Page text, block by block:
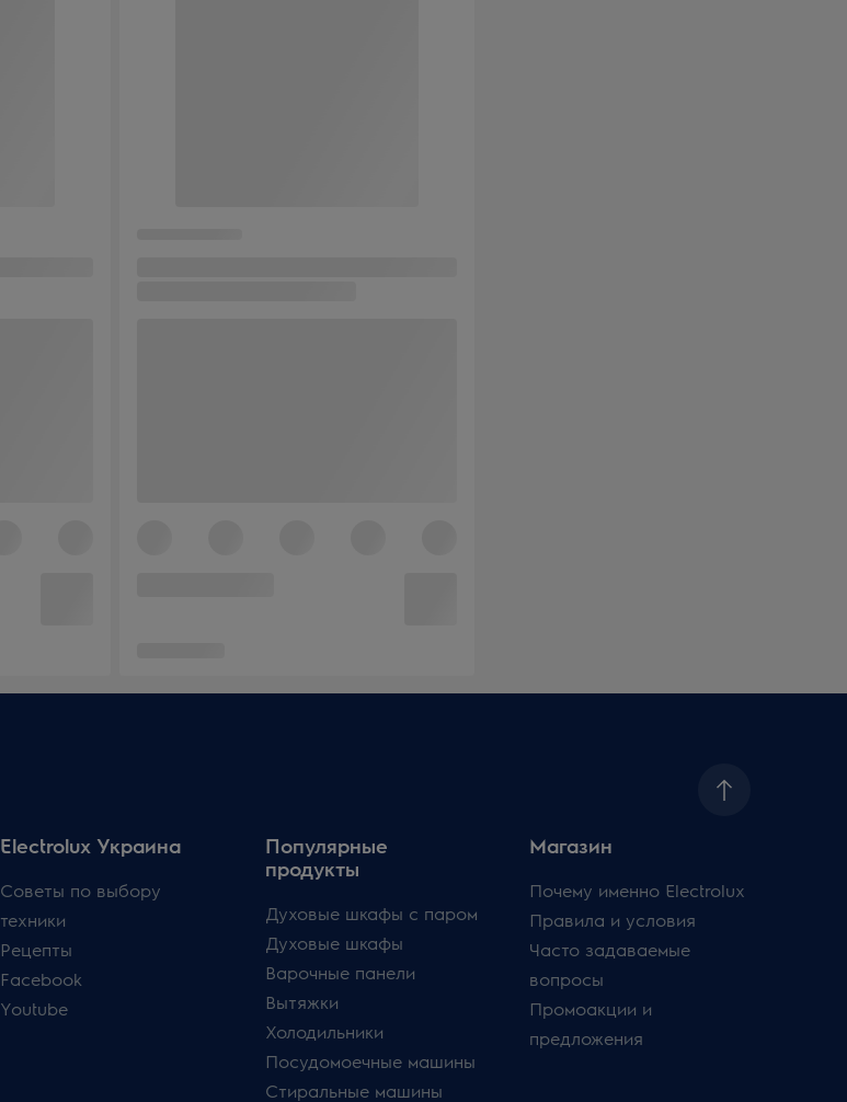
Electrolux Украина
Советы по выбору
техники
Рецепты
Facebook
Youtube
Популярные
продукты
Духовые шкафы с паром
Духовые шкафы
Варочные панели
Вытяжки
Холодильники
Посудомоечные машины
Стиральные машины
Магазин
Почему именно Electrolux
Правила и условия
Часто задаваемые
вопросы
Промоакции и
предложения